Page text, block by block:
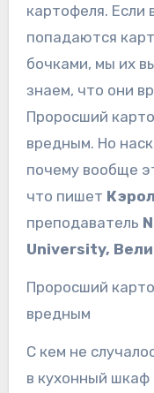
картофеля. Если
попадаются
бочками, мы их
знаем, что они
Проросший
вредным. Но
почему вообще
что пишет
преподаватель
University,
Проросший
вредным
С кем не
в кухонный шкаф